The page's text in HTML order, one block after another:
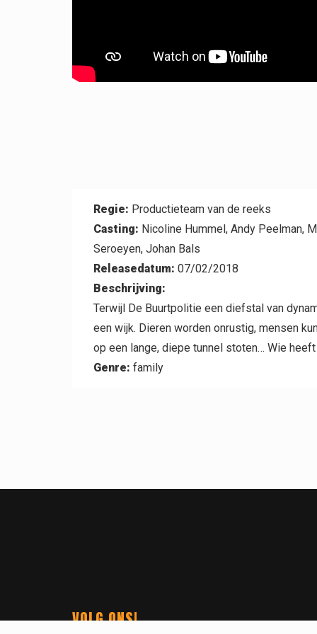
Regie: Productieteam van de reeks
Casting: Nicoline Hummel, Andy Peelman,
Seroeyen, Johan Bals
Releasedatum: 07/02/2018
Beschrijving:
Terwijl De Buurtpolitie een diefstal van
een wijk. Dieren worden onrustig, mensen
op een lange, diepe tunnel stoten… Wie
Genre: family
VOLG ONS!